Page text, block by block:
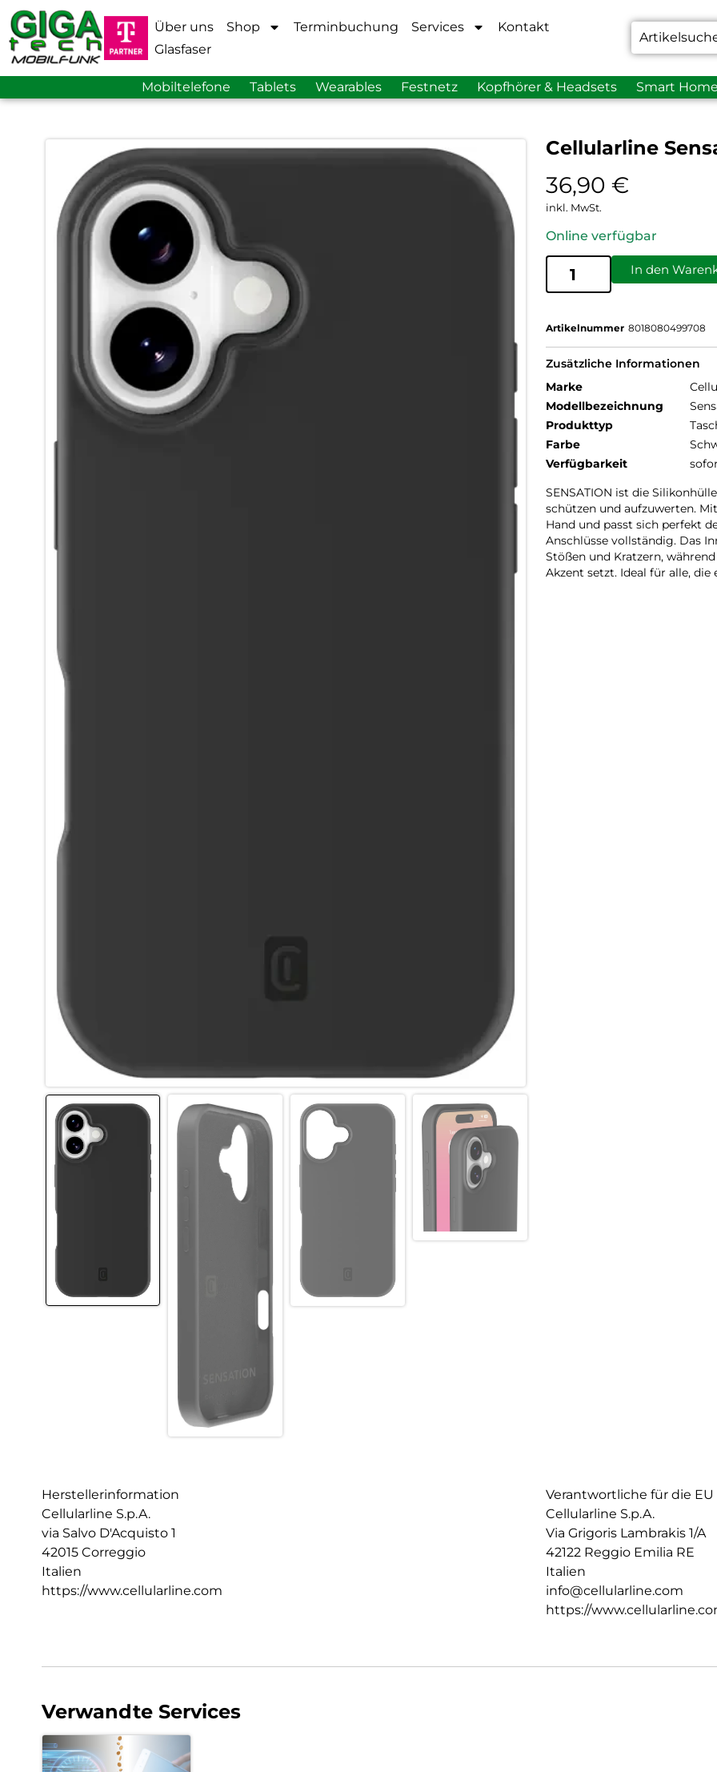
Über uns Shop Terminbuchung Services
Kontakt
Glasfaser
Mobiltelefone Tablets Wearables Festnetz Kopfhörer & Headsets Smart
Cellularline
36,90 €
inkl. MwSt.
Online verfügbar
In den
Artikelnummer 8018080499708
Zusätzliche Informationen
Marke
Modellbezeichnung
Produkttyp
Farbe
Verfügbarkeit
SENSATION ist die
schützen und aufzuwerten.
Hand und passt sich perfekt
Anschlüsse vollständig. Das
Stößen und Kratzern,
Akzent setzt. Ideal für alle,
Herstellerinformation
Cellularline S.p.A.
via Salvo D'Acquisto 1
42015 Correggio
Italien
https://www.cellularline.com
Verantwortliche für die EU
Cellularline S.p.A.
Via Grigoris Lambrakis 1/A
42122 Reggio Emilia RE
Italien
info@cellularline.com
https://
Verwandte Services